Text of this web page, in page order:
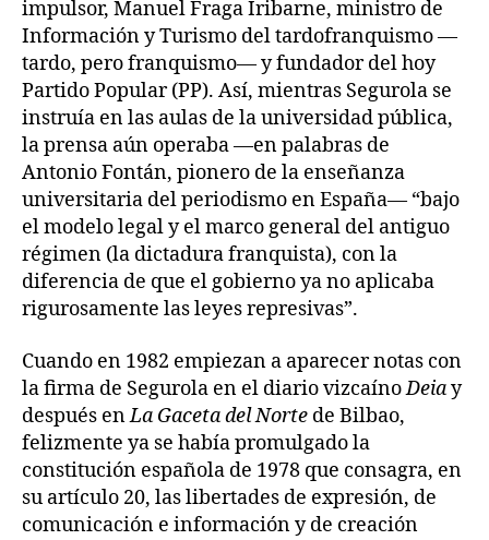
impulsor, Manuel Fraga Iribarne, ministro de
Información y Turismo del tardofranquismo —
tardo, pero franquismo— y fundador del hoy
Partido Popular (PP). Así, mientras Segurola se
instruía en las aulas de la universidad pública,
la prensa aún operaba —en palabras de
Antonio Fontán, pionero de la enseñanza
universitaria del periodismo en España— “bajo
el modelo legal y el marco general del antiguo
régimen (la dictadura franquista), con la
diferencia de que el gobierno ya no aplicaba
rigurosamente las leyes represivas”.
Cuando en 1982 empiezan a aparecer notas con
la firma de Segurola en el diario vizcaínoDeiay
después enLa Gaceta del Norte de Bilbao,
felizmente ya se había promulgado la
constitución española de 1978 que consagra, en
su artículo 20, las libertades de expresión, de
comunicación e información y de creación